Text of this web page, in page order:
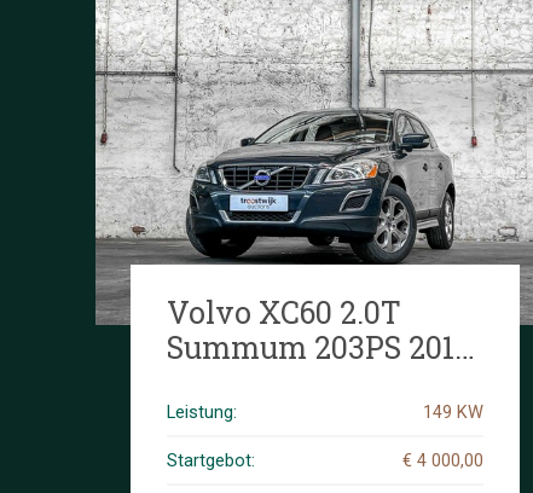
Volvo XC60 2.0T
Summum 203PS 2010
LRP-3
Leistung: 149 KW
Startgebot: € 4 000,00